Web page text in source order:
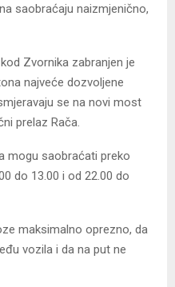
saobraćaju naizmjenično,
Zvornika zabranjen je
najveće dozvoljene
se na novi most
prelaz Rača.
mogu saobraćati preko
do 13.00 i od 22.00 do
maksimalno oprezno, da
vozila i da na put ne